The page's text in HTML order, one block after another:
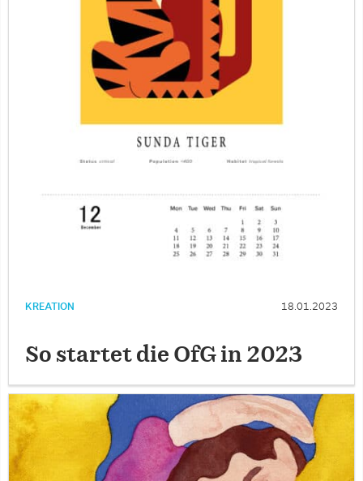
KREATION 18.01.2023
So startet die OfG in 2023